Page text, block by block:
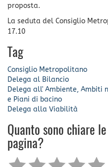
proposta.
La seduta del Consiglio
17.10
Tag
Consiglio Metropolitano
Delega al Bilancio
Delega all' Ambiente, Ambiti
e Piani di bacino
Delega alla Viabilità
Quanto sono chiare
pagina?